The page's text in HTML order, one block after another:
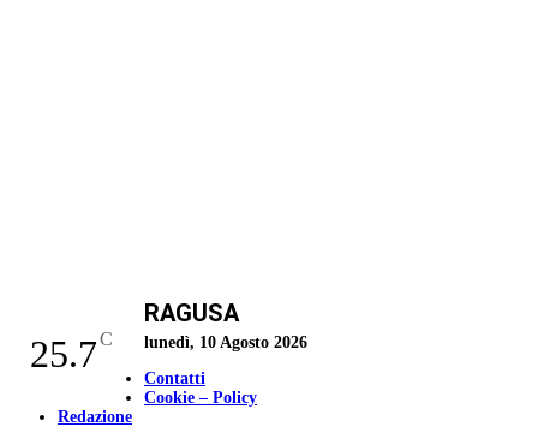
25.7C
RAGUSA
lunedì, 10 Agosto 2026
Contatti
Cookie – Policy
Redazione